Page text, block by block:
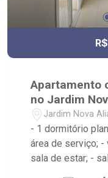
Apartamento
no Jardim
Jardim Nova
- 1 dormitório
área de serviço; -
sala de estar; -